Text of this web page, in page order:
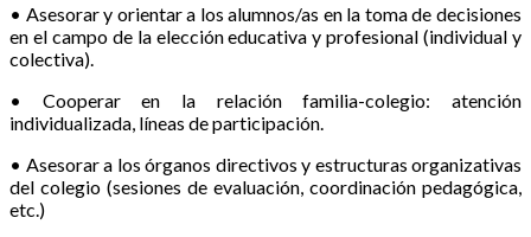
• Asesorar y orientar a los alumnos/as en la toma de decisiones
en el campo de la elección educativa y profesional (individual y
colectiva).
• Cooperar en la relación familia-colegio: atención
individualizada, líneas de participación.
• Asesorar a los órganos directivos y estructuras organizativas
del colegio (sesiones de evaluación, coordinación pedagógica,
etc.)